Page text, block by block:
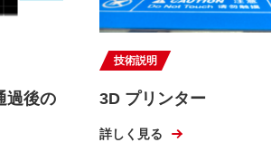
過後の
技術説明
3D プリンター
詳しく見る